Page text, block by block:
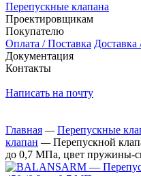
Перепускные клапана
Проектировщикам
Покупателю
Оплата / Поставка Доставка
Документация
Контакты
Написать на почту
Главная — Перепускные
клапан — Перепускной
до 0,7 МПа, цвет пружины-